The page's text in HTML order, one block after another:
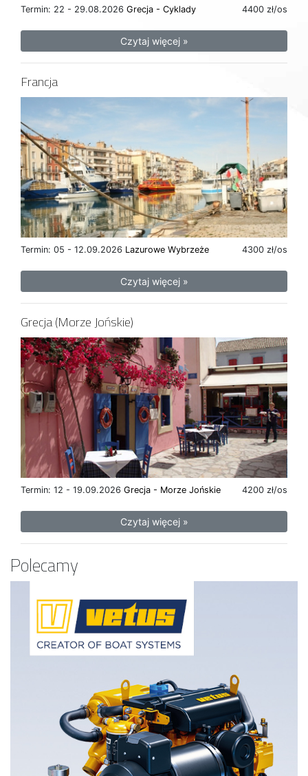
Termin: 22 - 29.08.2026 4400 zł/os
Grecja - Cyklady
Czytaj więcej »
Francja
Termin: 05 - 12.09.2026 4300 zł/os
Lazurowe Wybrzeże
Czytaj więcej »
Grecja (Morze Jońskie)
Termin: 12 - 19.09.2026 4200 zł/os
Grecja - Morze Jońskie
Czytaj więcej »
Polecamy